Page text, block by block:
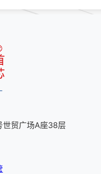
世贸广场A座38层